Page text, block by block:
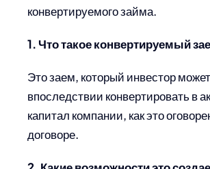
конвертируемого займа.
1. Что такое конвертируемый
Это заем, который инвестор может
впоследствии конвертировать в
капитал компании, как это
договоре.